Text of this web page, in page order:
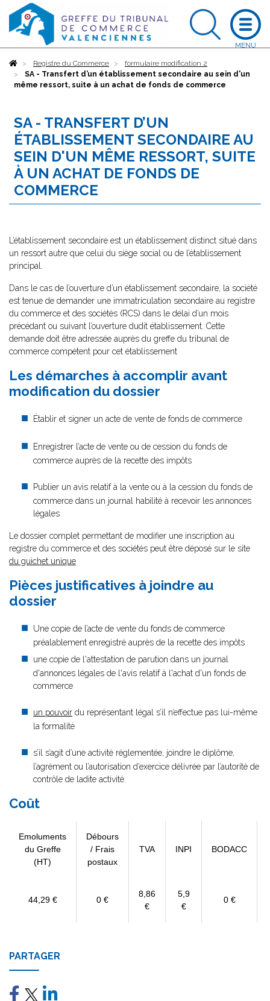
AccueilRegistre du Commerce
formulaire modification 2
SA - Transfert d’un établissement secondaire au sein d'un
même ressort, suite à un achat de fonds de commerce
SA - TRANSFERT D’UN
ÉTABLISSEMENT SECONDAIRE AU
SEIN D'UN MÊME RESSORT, SUITE
À UN ACHAT DE FONDS DE
COMMERCE
L’établissement secondaire est un établissement distinct situé dans
un ressort autre que celui du siège social ou de l’établissement
principal.
Dans le cas de l’ouverture d’un établissement secondaire, la société
est tenue de demander une immatriculation secondaire au registre
du commerce et des sociétés (RCS) dans le délai d’un mois
précédant ou suivant l’ouverture dudit établissement. Cette
demande doit être adressée auprès du greffe du tribunal de
commerce compétent pour cet établissement
Les démarches à accomplir avant
modification du dossier
Établir et signer un acte de vente de fonds de commerce
Enregistrer l’acte de vente ou de cession du fonds de
commerce auprès de la recette des impôts
Publier un avis relatif à la vente ou à la cession du fonds de
commerce dans un journal habilité à recevoir les annonces
légales
Le dossier complet permettant de modifier une inscription au
registre du commerce et des sociétés peut être déposé sur le site
du guichet unique
Pièces justificatives à joindre au
dossier
Une copie de l’acte de vente du fonds de commerce
préalablement enregistré auprès de la recette des impôts
une copie de l'attestation de parution dans un journal
d'annonces légales de l'avis relatif à l'achat d'un fonds de
commerce
un pouvoir du représentant légal s’il n’effectue pas lui-même
la formalité
s’il s’agit d’une activité réglementée, joindre le diplôme,
l’agrément ou l’autorisation d’exercice délivrée par l’autorité de
contrôle de ladite activité.
Coût
Emoluments
du Greffe
(HT)
Débours
/ Frais
postaux
TVA INPI BODACC
44,29 € 0 €
8,86
€
5,9
€
0 €
PARTAGER